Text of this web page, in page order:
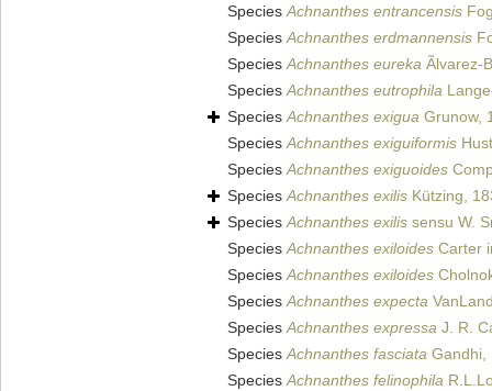
SpeciesAchnanthes entrancensis
SpeciesAchnanthes erdmannensis
SpeciesAchnanthes eureka
SpeciesAchnanthes eutrophila
SpeciesAchnanthes exigua Grunow,
SpeciesAchnanthes exiguiformis
SpeciesAchnanthes exiguoides
SpeciesAchnanthes exilis Kützing,
SpeciesAchnanthes exilis sensu W.
SpeciesAchnanthes exiloides Carter
SpeciesAchnanthes exiloides
SpeciesAchnanthes expecta
SpeciesAchnanthes expressa J. R.
SpeciesAchnanthes fasciata Gandhi,
SpeciesAchnanthes felinophila